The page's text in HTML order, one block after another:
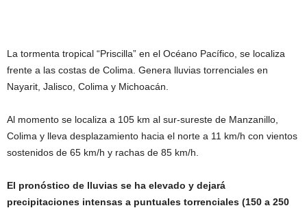
La tormenta tropical “Priscilla” en el Océano Pacífico, se localiza
frente a las costas de Colima. Genera lluvias torrenciales en
Nayarit, Jalisco, Colima y Michoacán.
Al momento se localiza a 105 km al sur-sureste de Manzanillo,
Colima y lleva desplazamiento hacia el norte a 11 km/h con vientos
sostenidos de 65 km/h y rachas de 85 km/h.
El pronóstico de lluvias se ha elevado y dejará
precipitaciones intensas a puntuales torrenciales (150 a 250